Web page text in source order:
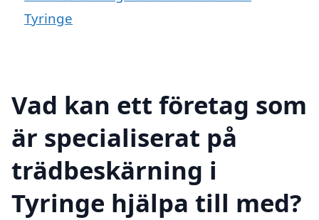
Tyringe
Vad kan ett företag som
är specialiserat på
trädbeskärning i
Tyringe hjälpa till med?